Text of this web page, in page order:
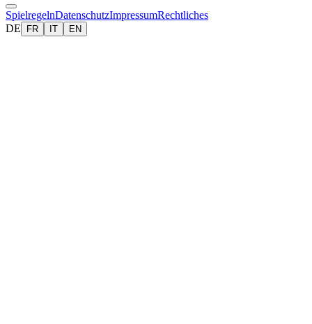
SpielregelnDatenschutzImpressumRechtliches
DE
FR IT EN